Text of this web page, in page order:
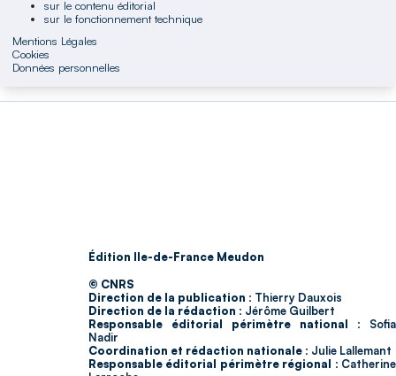
sur le contenu éditorial
sur le fonctionnement technique
Mentions Légales
Cookies
Données personnelles
Édition Ile-de-France Meudon
© CNRS
Direction de la publication : Thierry Dauxois
Direction de la rédaction : Jérôme Guilbert
Responsable éditorial périmètre national : Sofia
Nadir
Coordination et rédaction nationale : Julie Lallemant
Responsable éditorial périmètre régional : Catherine